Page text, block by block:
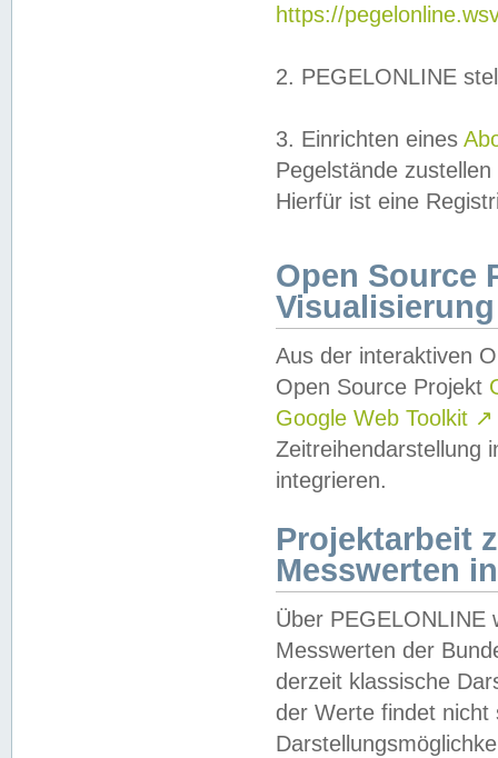
https://
2. PEGELONLINE
3. Einrichten eines
Pegelstände
Hierfür ist eine
Open Source
Visualisierung
Aus der interaktiven
Open Source Projekt
Google Web Toolkit ↗
Zeitreihendarstellung
integrieren.
Projektarbeit
Messwerten
Über PEGELONLINE
Messwerten der
derzeit klassische
der Werte findet